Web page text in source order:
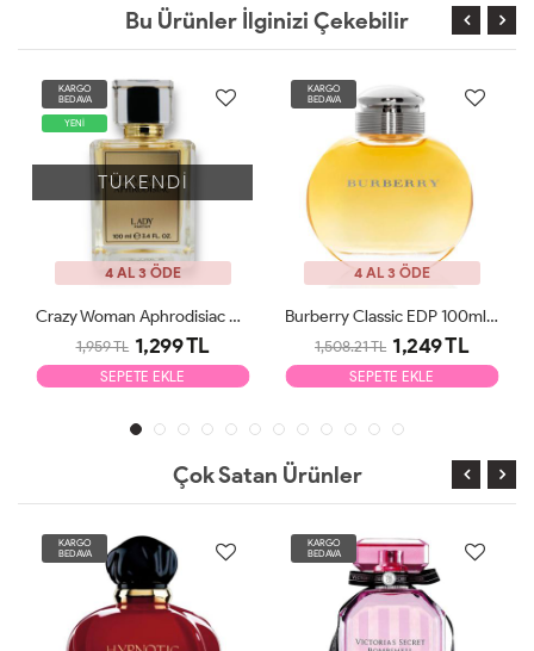
Bu Ürünler İlginizi Çekebilir
KARGO
BEDAVA
YENİ
4 AL 3 ÖDE
TÜKENDİ
Crazy Woman Aphrodisiac EDP 100ml Kadın Parfüm
1,959 TL 1,299 TL
SEPETE EKLE
KARGO
BEDAVA
4 AL 3 ÖDE
Burberry Classic EDP 100ml Kadın Parfüm Tester
1,508.21 TL 1,249 TL
SEPETE EKLE
Çok Satan Ürünler
KARGO
BEDAVA
KARGO
BEDAVA